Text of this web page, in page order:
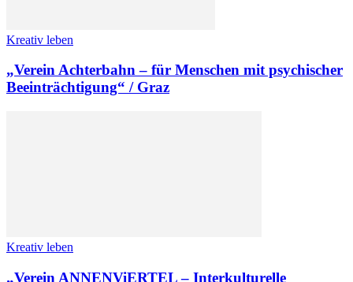
Kreativ leben
„Verein Achterbahn – für Menschen mit psychischer
Beeinträchtigung“ / Graz
Kreativ leben
„Verein ANNENViERTEL – Interkulturelle